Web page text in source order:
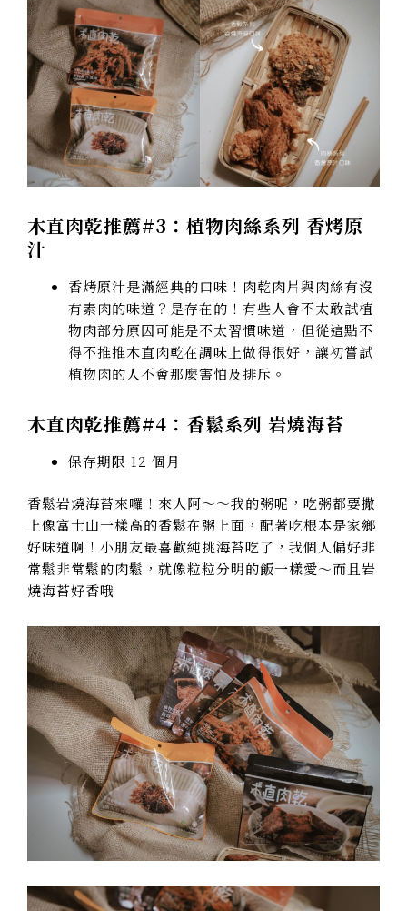
木直肉乾推薦#3： 植物肉絲系列 香烤原
汁
香烤原汁是滿經典的口味！肉乾肉片與肉絲有沒
有素肉的味道？是存在的！有些人會不太敢試植
物肉部分原因可能是不太習慣味道，但從這點不
得不推推木直肉乾在調味上做得很好，讓初嘗試
植物肉的人不會那麼害怕及排斥。
木直肉乾推薦#4： 香鬆系列 岩燒海苔
保存期限 12 個月
香鬆岩燒海苔來囉！來人阿～～我的粥呢，吃粥都要撒
上像富士山一樣高的香鬆在粥上面，配著吃根本是家鄉
好味道啊！小朋友最喜歡純挑海苔吃了，我個人偏好非
常鬆非常鬆的肉鬆，就像粒粒分明的飯一樣愛～而且岩
燒海苔好香哦